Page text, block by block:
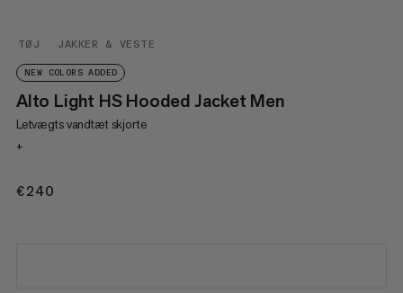
TØJ JAKKER & VESTE
NEW COLORS ADDED
Alto Light HS Hooded Jacket Men
Letvægts vandtæt skjorte
+
€240